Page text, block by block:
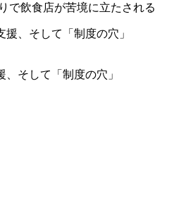
で飲食店が苦境に立たされる
そして「制度の穴」